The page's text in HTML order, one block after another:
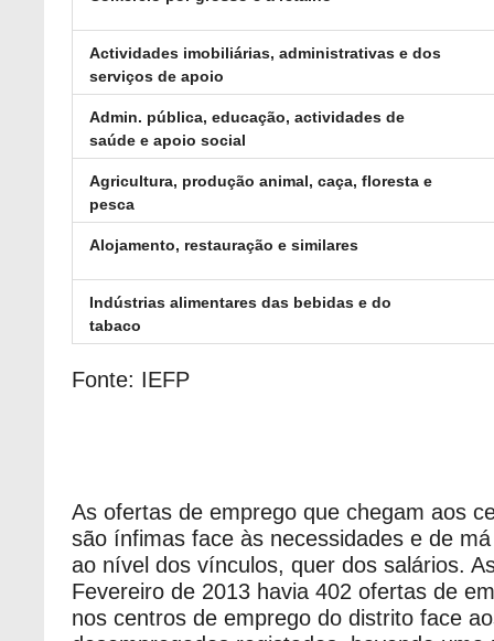
Actividades imobiliárias, administrativas e dos
serviços de apoio
Admin. pública, educação, actividades de
saúde e apoio social
Agricultura, produção animal, caça, floresta e
pesca
Alojamento, restauração e similares
Indústrias alimentares das bebidas e do
tabaco
Fonte: IEFP
As ofertas de emprego que chegam aos
são ínfimas face às necessidades e de
ao nível dos vínculos, quer dos salários.
Fevereiro de 2013 havia 402 ofertas de
nos centros de emprego do distrito face